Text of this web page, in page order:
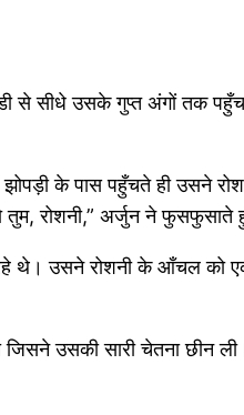
से सीधे उसके गुप्त अंगों तक पहुँच
के पास पहुँचते ही उसने
तुम, रोशनी,” अर्जुन ने
थे। उसने रोशनी के आँचल को
उसकी सारी चेतना छीन